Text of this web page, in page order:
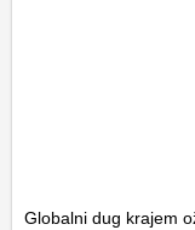
Globalni dug krajem